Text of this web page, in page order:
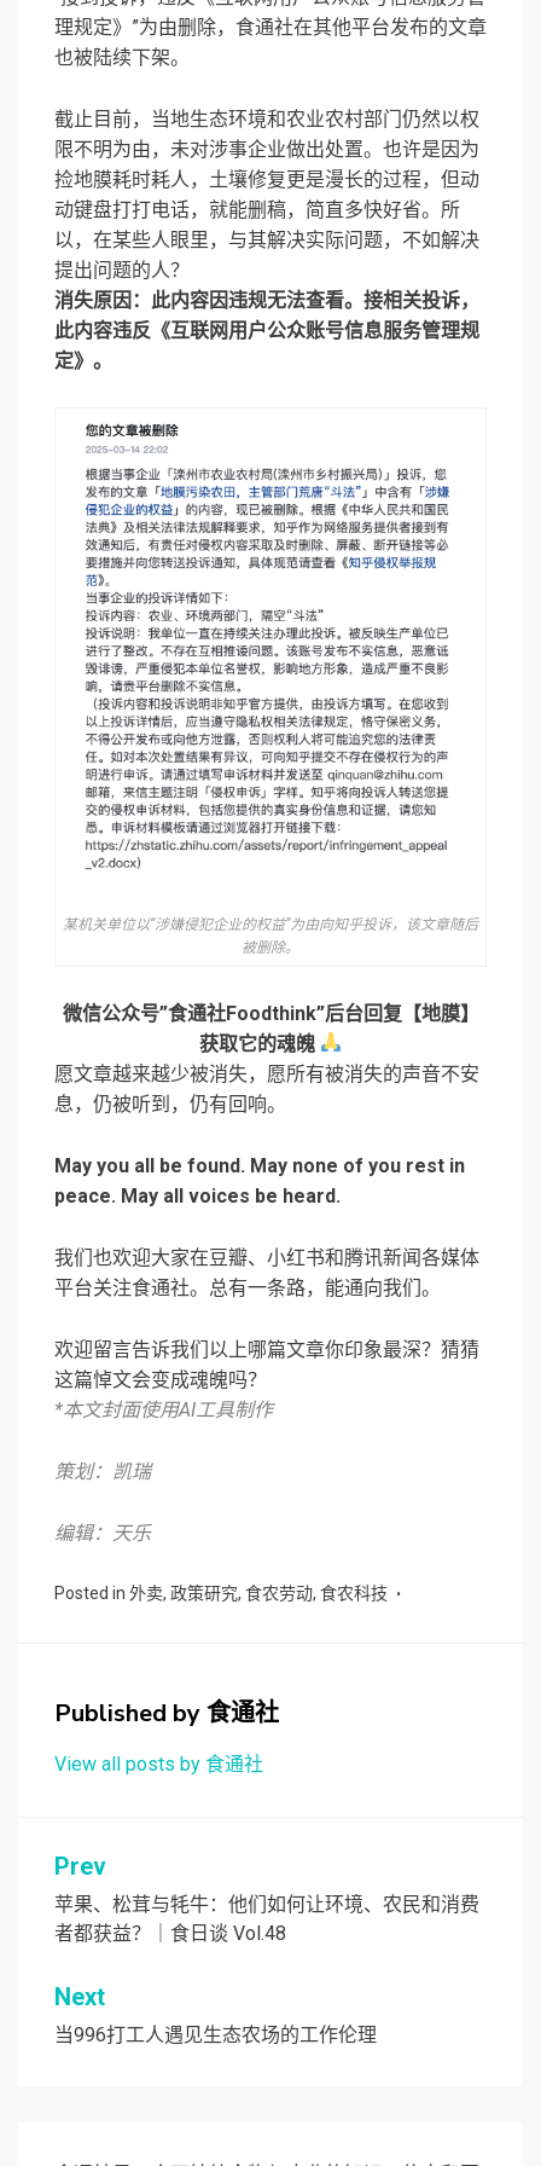
理规定》”为由删除，食通社在其他平台发布的文章
也被陆续下架。
截止目前，当地生态环境和农业农村部门仍然以权
限不明为由，未对涉事企业做出处置。也许是因为
捡地膜耗时耗人，土壤修复更是漫长的过程，但动
动键盘打打电话，就能删稿，简直多快好省。所
以，在某些人眼里，与其解决实际问题，不如解决
提出问题的人？
消失原因： 此内容因违规无法查看。接相关投诉，
此内容违反《互联网用户公众账号信息服务管理规
定》。
某机关单位以“涉嫌侵犯企业的权益”为由向知乎投诉，该文章随后
被删除。
微信公众号”食通社Foodthink”后台回复【地膜】
获取它的魂魄
愿文章越来越少被消失，愿所有被消失的声音不安
息，仍被听到，仍有回响。
May you all be found. May none of you rest in
peace. May all voices be heard.
我们也欢迎大家在豆瓣、小红书和腾讯新闻各媒体
平台关注食通社。总有一条路，能通向我们。
欢迎留言告诉我们以上哪篇文章你印象最深？猜猜
这篇悼文会变成魂魄吗？
*本文封面使用AI工具制作
策划：凯瑞
编辑：天乐
Posted in 外卖, 政策研究, 食农劳动, 食农科技
Published by食通社
View all posts by 食通社
文
章
导
航
Prev
苹果、松茸与牦牛：他们如何让环境、农民和消费
者都获益？｜食日谈 Vol.48
Next
当996打工人遇见生态农场的工作伦理